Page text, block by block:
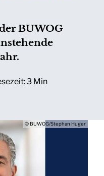
BUWOG
3 Min
© BUWOG/Stephan Huger